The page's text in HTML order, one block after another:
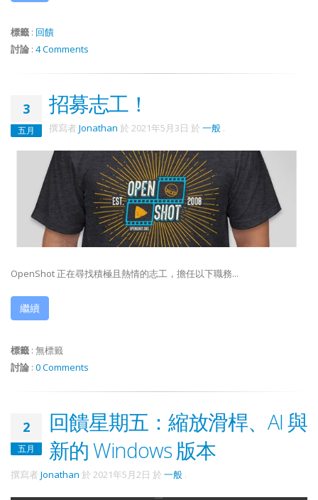
標籤 : 回饋
討論 : 4 Comments
3
五月
招募志工！
撰寫者 Jonathan 於 2021年5月3日 於 一般 .
OpenShot 正在尋找積極且熱情的志工，擔任以下職務...
繼續
標籤 : 無標籤
討論 : 0 Comments
2
五月
回饋星期五：縮放滑桿、AI 與
新的 Windows 版本
撰寫者 Jonathan 於 2021年5月2日 於 一般 .